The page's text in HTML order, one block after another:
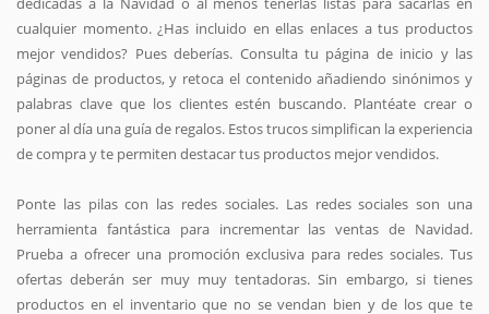
cualquier momento. ¿Has incluido en ellas enlaces a tus productos
mejor vendidos? Pues deberías. Consulta tu página de inicio y las
páginas de productos, y retoca el contenido añadiendo sinónimos y
palabras clave que los clientes estén buscando. Plantéate crear o
poner al día una guía de regalos. Estos trucos simplifican la experiencia
de compra y te permiten destacar tus productos mejor vendidos.
Ponte las pilas con las redes sociales. Las redes sociales son una
herramienta fantástica para incrementar las ventas de Navidad.
Prueba a ofrecer una promoción exclusiva para redes sociales. Tus
ofertas deberán ser muy muy tentadoras. Sin embargo, si tienes
productos en el inventario que no se vendan bien y de los que te